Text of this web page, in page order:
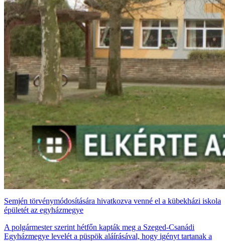
Semjén törvénymódosítására hivatkozva venné el a kübekházi iskola
épületét az egyházmegye
A polgármester szerint hétfőn kapták meg a Szeged-Csanádi
Egyházmegye levelét a püspök aláírásával, hogy igényt tartanak a